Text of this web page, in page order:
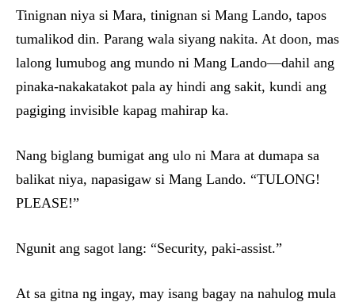
Tinignan niya si Mara, tinignan si Mang Lando, tapos
tumalikod din. Parang wala siyang nakita. At doon, mas
lalong lumubog ang mundo ni Mang Lando—dahil ang
pinaka-nakakatakot pala ay hindi ang sakit, kundi ang
pagiging invisible kapag mahirap ka.
Nang biglang bumigat ang ulo ni Mara at dumapa sa
balikat niya, napasigaw si Mang Lando. “TULONG!
PLEASE!”
Ngunit ang sagot lang: “Security, paki-assist.”
At sa gitna ng ingay, may isang bagay na nahulog mula